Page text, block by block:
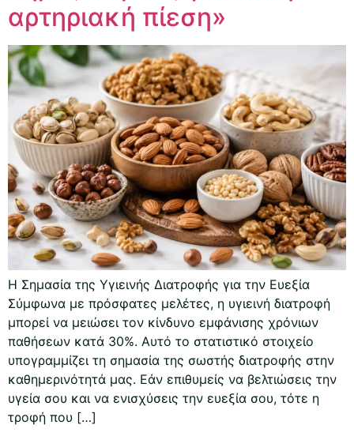
αρτηριακή πίεση»
Η Σημασία της Υγιεινής Διατροφής για την Ευεξία
Σύμφωνα με πρόσφατες μελέτες, η υγιεινή διατροφή
μπορεί να μειώσει τον κίνδυνο εμφάνισης χρόνιων
παθήσεων κατά 30%. Αυτό το στατιστικό στοιχείο
υπογραμμίζει τη σημασία της σωστής διατροφής στην
καθημερινότητά μας. Εάν επιθυμείς να βελτιώσεις την
υγεία σου και να ενισχύσεις την ευεξία σου, τότε η
τροφή που […]